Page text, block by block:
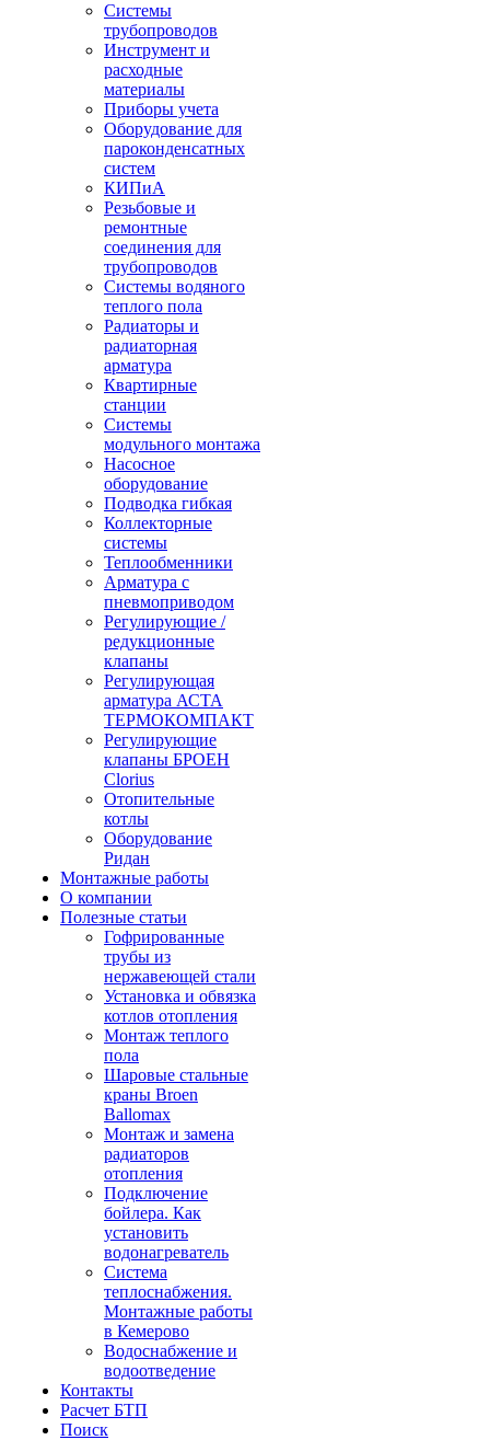
Системы
трубопроводов
Инструмент и
расходные
материалы
Приборы учета
Оборудование для
пароконденсатных
систем
КИПиА
Резьбовые и
ремонтные
соединения для
трубопроводов
Системы водяного
теплого пола
Радиаторы и
радиаторная
арматура
Квартирные
станции
Системы
модульного монтажа
Насосное
оборудование
Подводка гибкая
Коллекторные
системы
Теплообменники
Арматура с
пневмоприводом
Регулирующие /
редукционные
клапаны
Регулирующая
арматура АСТА
ТЕРМОКОМПАКТ
Регулирующие
клапаны БРОЕН
Clorius
Отопительные
котлы
Оборудование
Ридан
Монтажные работы
О компании
Полезные статьи
Гофрированные
трубы из
нержавеющей стали
Установка и обвязка
котлов отопления
Монтаж теплого
пола
Шаровые стальные
краны Broen
Ballomax
Монтаж и замена
радиаторов
отопления
Подключение
бойлера. Как
установить
водонагреватель
Система
теплоснабжения.
Монтажные работы
в Кемерово
Водоснабжение и
водоотведение
Контакты
Расчет БТП
Поиск